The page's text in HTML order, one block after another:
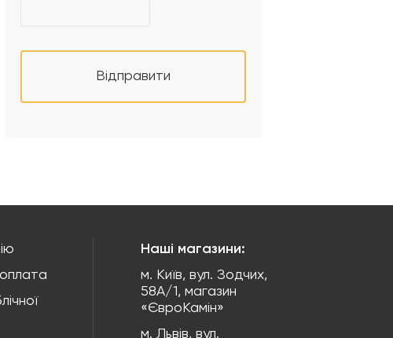
Відправити
Наші магазини:
м. Київ, вул. Зодчих,
58А/1, магазин
«ЄвроКамін»
м. Львів, вул.